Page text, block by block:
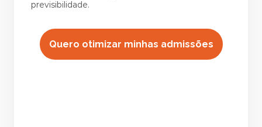
previsibilidade.
Quero otimizar minhas admissões